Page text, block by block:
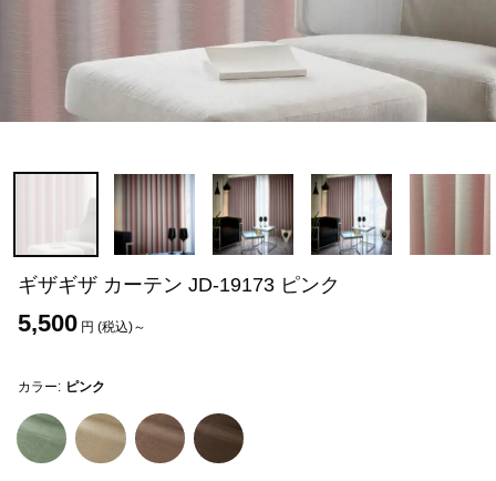
ギザギザ カーテン JD-19173 ピンク
5,500 円 (税込)～
カラー: ピンク